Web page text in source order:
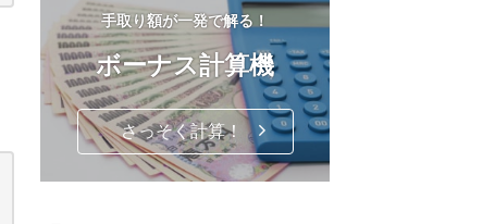
手取り額が一発で解る！
ボーナス計算機
さっそく計算！